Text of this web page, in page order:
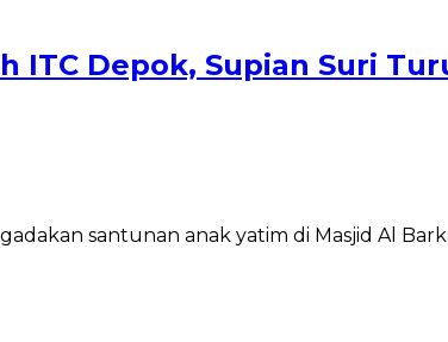
ITC Depok, Supian Suri
santunan anak yatim di Masjid Al